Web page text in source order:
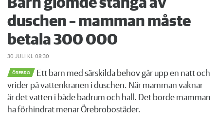
Barn glömde stänga av
duschen – mamman måste
betala 300 000
30 JULI KL 08:30
ÖREBRO
Ett barn med särskilda behov går upp en natt och
vrider på vattenkranen i duschen. När mamman vaknar
är det vatten i både badrum och hall. Det borde mamman
ha förhindrat menar Örebrobostäder.